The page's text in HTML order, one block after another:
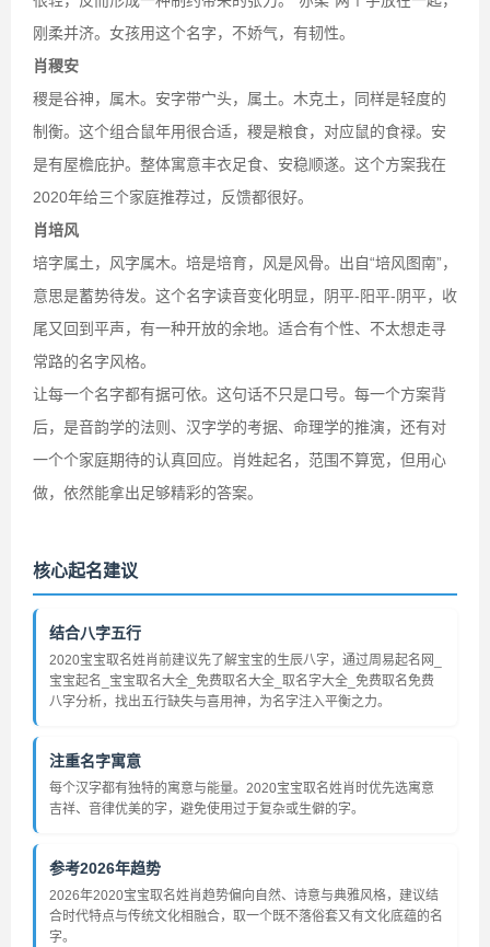
刚柔并济。女孩用这个名字，不娇气，有韧性。
肖稷安
稷是谷神，属木。安字带宀头，属土。木克土，同样是轻度的
制衡。这个组合鼠年用很合适，稷是粮食，对应鼠的食禄。安
是有屋檐庇护。整体寓意丰衣足食、安稳顺遂。这个方案我在
2020年给三个家庭推荐过，反馈都很好。
肖培风
培字属土，风字属木。培是培育，风是风骨。出自“培风图南”，
意思是蓄势待发。这个名字读音变化明显，阴平-阳平-阴平，收
尾又回到平声，有一种开放的余地。适合有个性、不太想走寻
常路的名字风格。
让每一个名字都有据可依。这句话不只是口号。每一个方案背
后，是音韵学的法则、汉字学的考据、命理学的推演，还有对
一个个家庭期待的认真回应。肖姓起名，范围不算宽，但用心
做，依然能拿出足够精彩的答案。
核心起名建议
结合八字五行
2020宝宝取名姓肖前建议先了解宝宝的生辰八字，通过周易起名网_
宝宝起名_宝宝取名大全_免费取名大全_取名字大全_免费取名免费
八字分析，找出五行缺失与喜用神，为名字注入平衡之力。
注重名字寓意
每个汉字都有独特的寓意与能量。2020宝宝取名姓肖时优先选寓意
吉祥、音律优美的字，避免使用过于复杂或生僻的字。
参考2026年趋势
2026年2020宝宝取名姓肖趋势偏向自然、诗意与典雅风格，建议结
合时代特点与传统文化相融合，取一个既不落俗套又有文化底蕴的名
字。